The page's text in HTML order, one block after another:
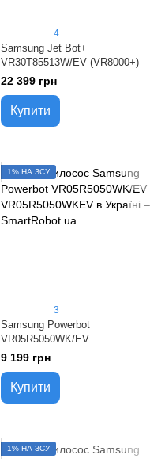
4
Samsung Jet Bot+
VR30T85513W/EV (VR8000+)
22 399 грн
Купити
1% НА ЗСУ
3
Samsung Powerbot
VR05R5050WK/EV
9 199 грн
Купити
1% НА ЗСУ